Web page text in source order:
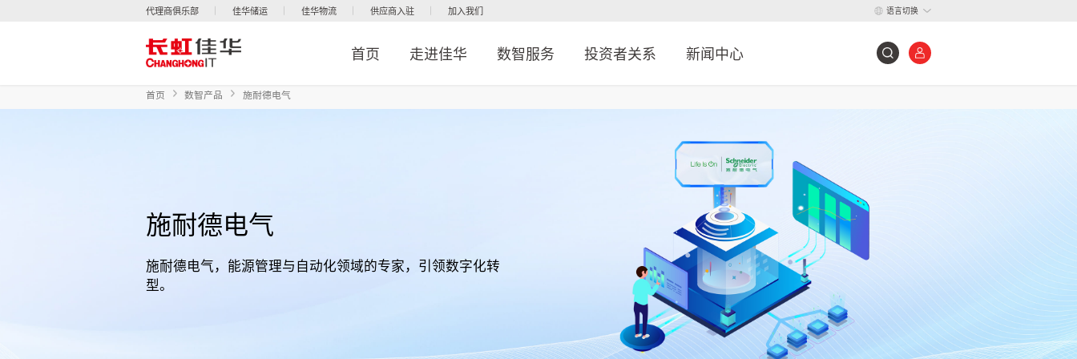
代理商俱乐部 佳华储运 佳华物流 供应商入驻 加入我们 语言切换
首页 走进佳华 数智服务 投资者关系 新闻中心
首页 数智产品 施耐德电气
施耐德电气
施耐德电气，能源管理与自动化领域的专家，引领数字化转
型。